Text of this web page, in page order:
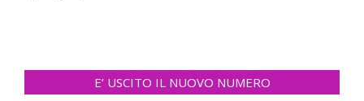
E’ USCITO IL NUOVO NUMERO